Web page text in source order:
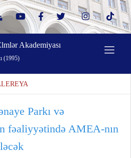
Akademiyası
(1995)
Parkı və
fəaliyyətində AMEA-nın